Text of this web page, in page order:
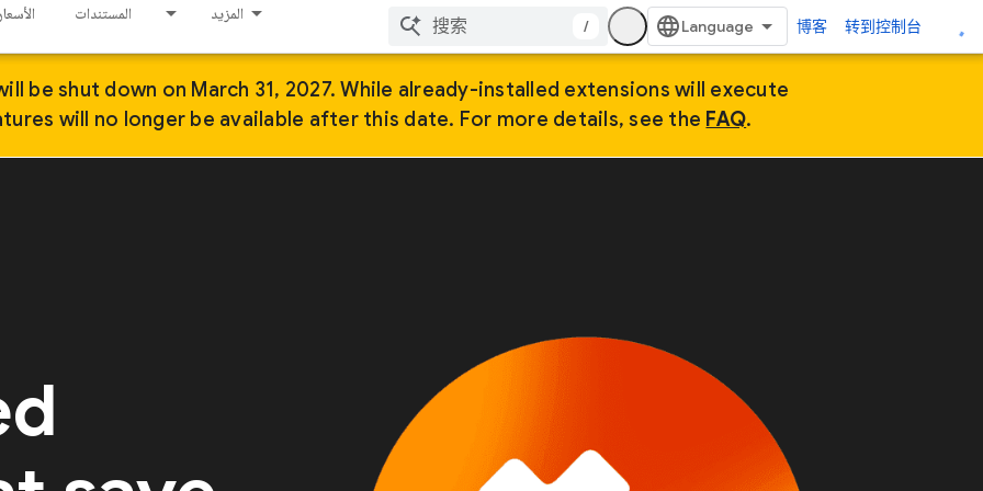
الأسعار المستندات المزيد
/ 博客 转到控制台
be shut down on March 31, 2027. While already-installed extensions will execute
will no longer be available after this date. For more details, see the FAQ.